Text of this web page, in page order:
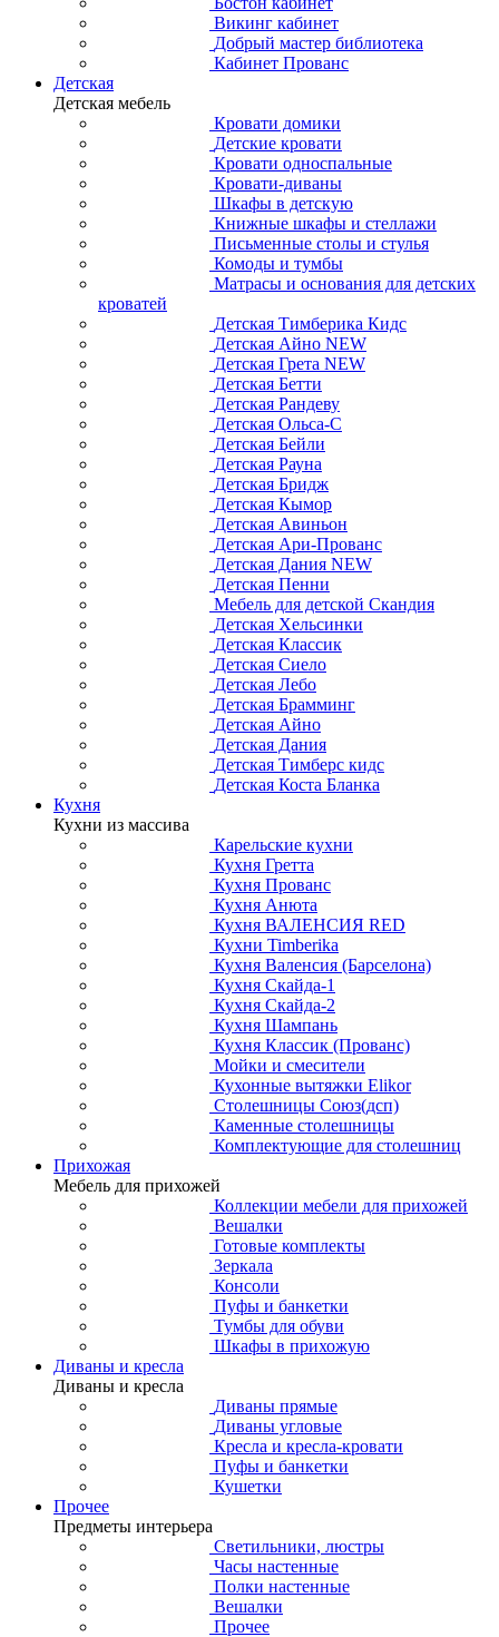
Викинг кабинет
Добрый мастер библиотека
Кабинет Прованс
Детская
Детская мебель
Кровати домики
Детские кровати
Кровати односпальные
Кровати-диваны
Шкафы в детскую
Книжные шкафы и стеллажи
Письменные столы и стулья
Комоды и тумбы
Матрасы и основания для детских
кроватей
Детская Тимберика Кидс
Детская Айно NEW
Детская Грета NEW
Детская Бетти
Детская Рандеву
Детская Ольса-С
Детская Бейли
Детская Рауна
Детская Бридж
Детская Кымор
Детская Авиньон
Детская Ари-Прованс
Детская Дания NEW
Детская Пенни
Мебель для детской Скандия
Детская Хельсинки
Детская Классик
Детская Сиело
Детская Лебо
Детская Брамминг
Детская Айно
Детская Дания
Детская Тимберс кидс
Детская Коста Бланка
Кухня
Кухни из массива
Карельские кухни
Кухня Гретта
Кухня Прованс
Кухня Анюта
Кухня ВАЛЕНСИЯ RED
Кухни Timberika
Кухня Валенсия (Барселона)
Кухня Скайда-1
Кухня Скайда-2
Кухня Шампань
Кухня Классик (Прованс)
Мойки и смесители
Кухонные вытяжки Elikor
Столешницы Союз(дсп)
Каменные столешницы
Комплектующие для столешниц
Прихожая
Мебель для прихожей
Коллекции мебели для прихожей
Вешалки
Готовые комплекты
Зеркала
Консоли
Пуфы и банкетки
Тумбы для обуви
Шкафы в прихожую
Диваны и кресла
Диваны и кресла
Диваны прямые
Диваны угловые
Кресла и кресла-кровати
Пуфы и банкетки
Кушетки
Прочее
Предметы интерьера
Светильники, люстры
Часы настенные
Полки настенные
Вешалки
Прочее